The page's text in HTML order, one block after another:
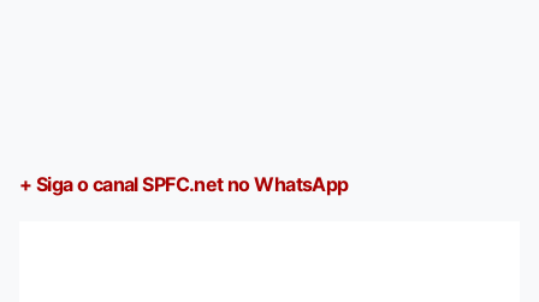
+ Siga o canal SPFC.net no WhatsApp